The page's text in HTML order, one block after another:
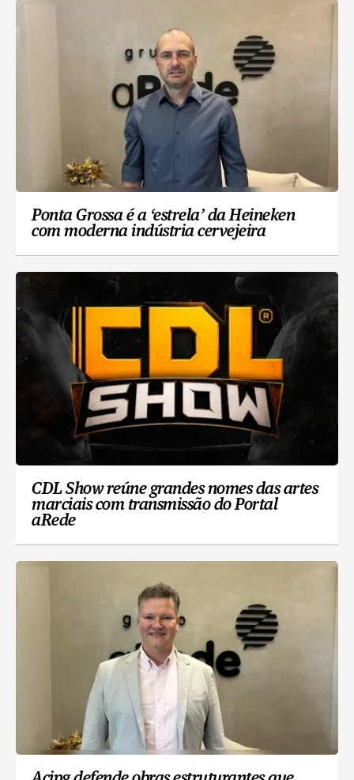
Ponta Grossa é a ‘estrela’ da Heineken
com moderna indústria cervejeira
CDL Show reúne grandes nomes das artes
marciais com transmissão do Portal
aRede